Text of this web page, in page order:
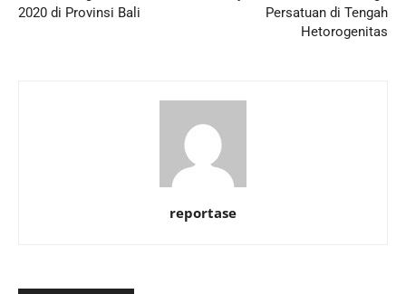
2020 di Provinsi Bali
Persatuan di Tengah
Hetorogenitas
reportase